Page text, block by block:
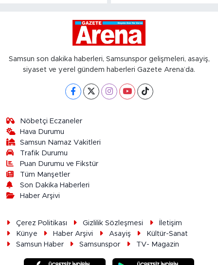
Samsun son dakika haberleri, Samsunspor gelişmeleri, asayiş,
siyaset ve yerel gündem haberleri Gazete Arena’da.
Nöbetçi Eczaneler
Hava Durumu
Samsun Namaz Vakitleri
Trafik Durumu
Puan Durumu ve Fikstür
Tüm Manşetler
Son Dakika Haberleri
Haber Arşivi
Çerez Politikası Gizlilik Sözleşmesi
İletişim
Künye
Haber Arşivi Asayiş
Kültür-Sanat
Samsun Haber
Samsunspor TV- Magazin